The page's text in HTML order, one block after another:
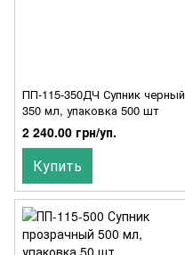
ПП-115-350ДЧ Супник черный
350 мл, упаковка 500 шт
2 240.00 грн/уп.
Купить